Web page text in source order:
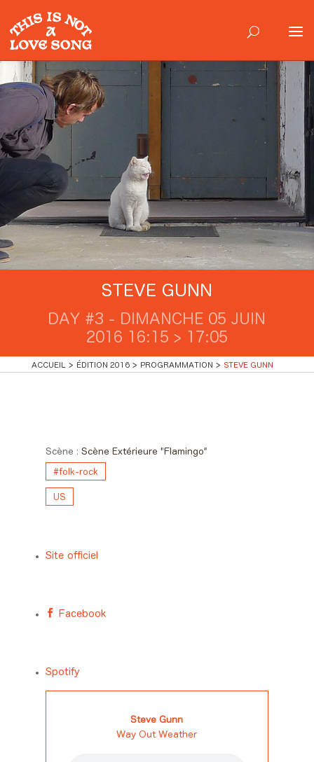
STEVE GUNN
DAY #3 - DIMANCHE 05 JUIN
2016 16:15 > 17:05
ACCUEIL ÉDITION 2016 PROGRAMMATION STEVE GUNN
Scène : Scène Extérieure "Flamingo"
#folk-rock
US
Site officiel
Facebook
Spotify
Steve Gunn
Way Out Weather